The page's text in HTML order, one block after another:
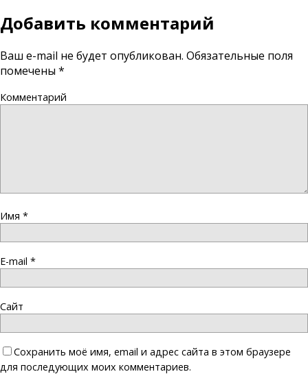
Добавить комментарий
Ваш e-mail не будет опубликован. Обязательные поля
помечены *
Комментарий
Имя *
E-mail *
Сайт
Сохранить моё имя, email и адрес сайта в этом браузере
для последующих моих комментариев.